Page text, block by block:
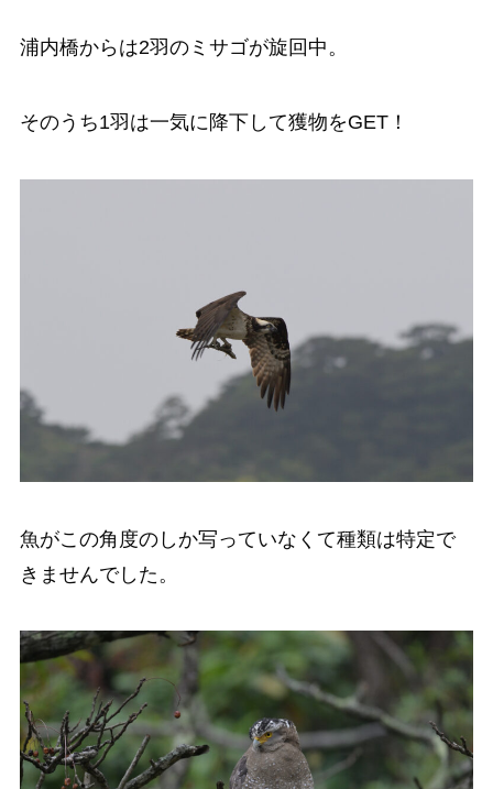
浦内橋からは2羽のミサゴが旋回中。
そのうち1羽は一気に降下して獲物をGET！
魚がこの角度のしか写っていなくて種類は特定で
きませんでした。